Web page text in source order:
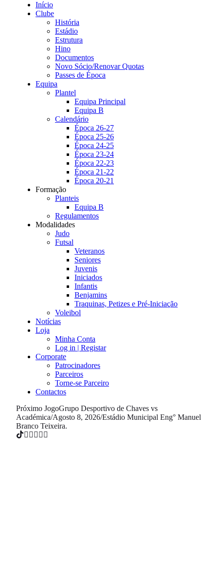
Início
Clube
História
Estádio
Estrutura
Hino
Documentos
Novo Sócio/Renovar Quotas
Passes de Época
Equipa
Plantel
Equipa Principal
Equipa B
Calendário
Época 26-27
Época 25-26
Época 24-25
Época 23-24
Época 22-23
Época 21-22
Época 20-21
Formação
Planteis
Equipa B
Regulamentos
Modalidades
Judo
Futsal
Veteranos
Seniores
Juvenis
Iniciados
Infantis
Benjamins
Traquinas, Petizes e Pré-Iniciação
Voleibol
Notícias
Loja
Minha Conta
Log in | Registar
Corporate
Patrocinadores
Parceiros
Torne-se Parceiro
Contactos
Próximo JogoGrupo Desportivo de Chaves vs
Académica/Agosto 8, 2026/Estádio Municipal Eng° Manuel
Branco Teixeira.